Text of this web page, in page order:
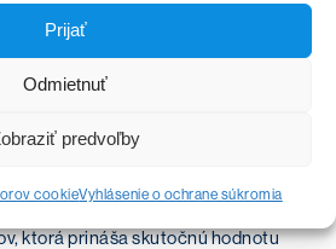
Prijať
Odmietnuť
predvoľby
cookieVyhlásenie o ochrane súkromia
ktorá prináša skutočnú hodnotu